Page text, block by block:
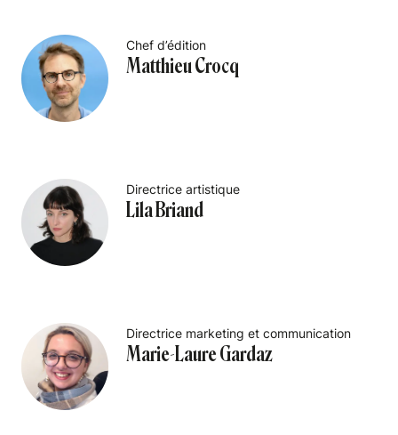
Chef d’édition
Matthieu Crocq
Directrice artistique
Lila Briand
Directrice marketing et communication
Marie-Laure Gardaz